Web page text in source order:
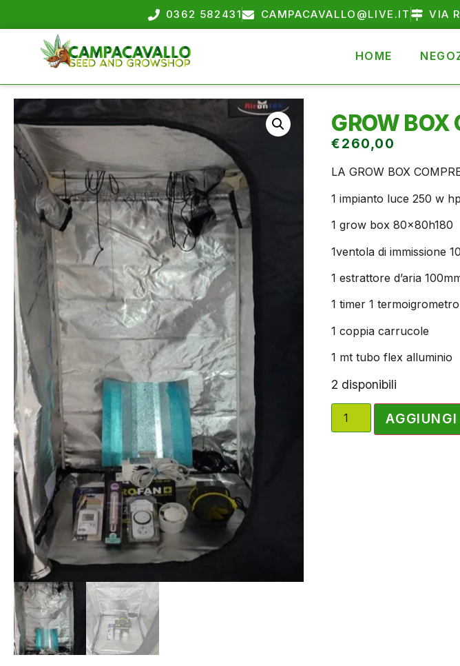
0362 582431 CAMPACAVALLO@LIVE.IT VIA
HOME
GROW
€260,00
LA GROW BOX
1 impianto luce 250 w
1 grow box 80x80h180
1ventola di immissione
1 estrattore d’aria
1 timer 1 termoigrometro
1 coppia carrucole
1 mt tubo flex alluminio
2 disponibili